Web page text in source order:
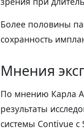
Более половины
сохранность
Мнения
По мнению Карла
результаты
системы Contivue